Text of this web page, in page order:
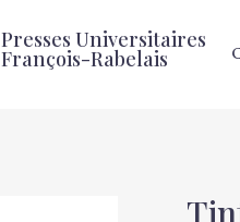
Presses Universitaires
François-Rabelais